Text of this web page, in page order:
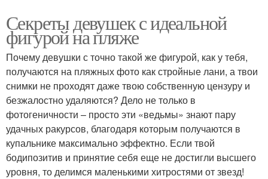
Секреты девушек с идеальной
фигурой на пляже
Почему девушки с точно такой же фигурой, как у тебя,
получаются на пляжных фото как стройные лани, а твои
снимки не проходят даже твою собственную цензуру и
безжалостно удаляются? Дело не только в
фотогеничности – просто эти «ведьмы» знают пару
удачных ракурсов, благодаря которым получаются в
купальнике максимально эффектно. Если твой
бодипозитив и принятие себя еще не достигли высшего
уровня, то делимся маленькими хитростями от звезд!